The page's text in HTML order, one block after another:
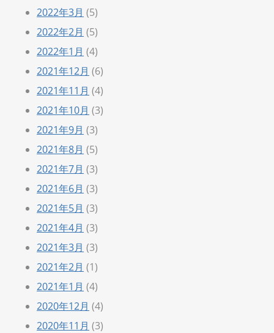
2022年3月 (5)
2022年2月 (5)
2022年1月 (4)
2021年12月 (6)
2021年11月 (4)
2021年10月 (3)
2021年9月 (3)
2021年8月 (5)
2021年7月 (3)
2021年6月 (3)
2021年5月 (3)
2021年4月 (3)
2021年3月 (3)
2021年2月 (1)
2021年1月 (4)
2020年12月 (4)
2020年11月 (3)